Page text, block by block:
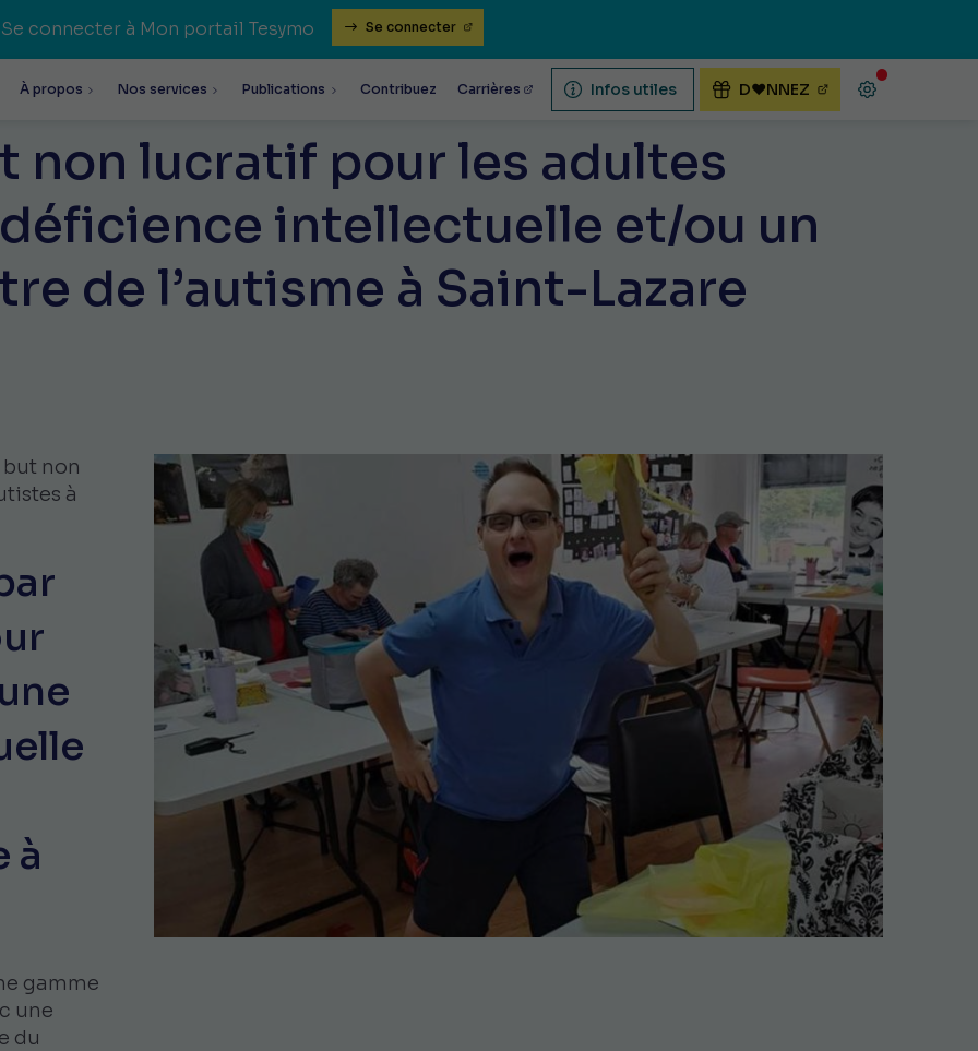
Se connecter à Mon portail Tesymo Se connecter
À propos Nos services Publications Contribuez Carrières Infos utiles D♥NNEZ
non lucratif pour les adultes
intellectuelle et/ou un
de l’autisme à Saint-Lazare
non
à
à
gamme
une
du